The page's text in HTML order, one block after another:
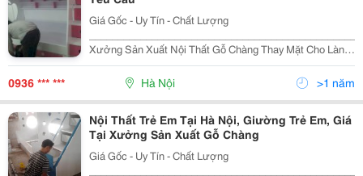
Giá Gốc - Uy Tín - Chất Lượng
Xưởng Sản Xuất Nội Thất Gỗ Chàng Thay Mặt Cho Làng
Nghề Truyền Thống, Gửi Lời Chào Đến Tất Cả Khách
Hàng. Cảm Ơn Quý Khách Đã Quan Tâm Và Luôn Đồng
0936 *** *** Hà Nội >1 năm
Nội Thất Trẻ Em Tại Hà Nội, Giường Trẻ Em, Giá
Tại Xưởng Sản Xuất Gỗ Chàng
Giá Gốc - Uy Tín - Chất Lượng